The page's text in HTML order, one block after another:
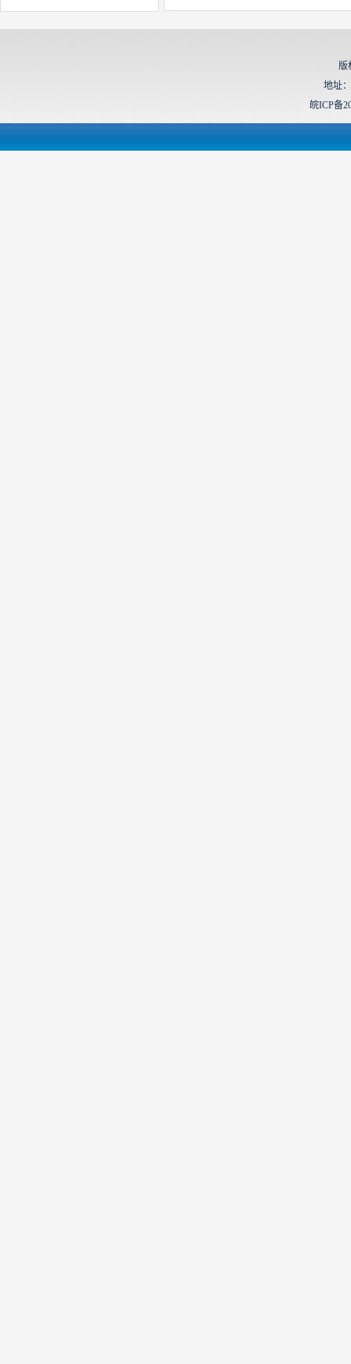
版
地址
皖ICP备